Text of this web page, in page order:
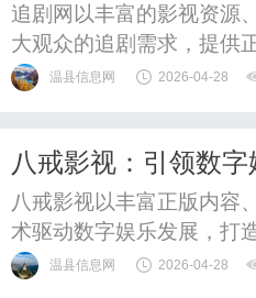
追剧网以丰富的影视资源
大观众的追剧需求，提供
温县信息网 2026-04-28
八戒影视：引领数
八戒影视以丰富正版内容
术驱动数字娱乐发展，打
温县信息网 2026-04-28